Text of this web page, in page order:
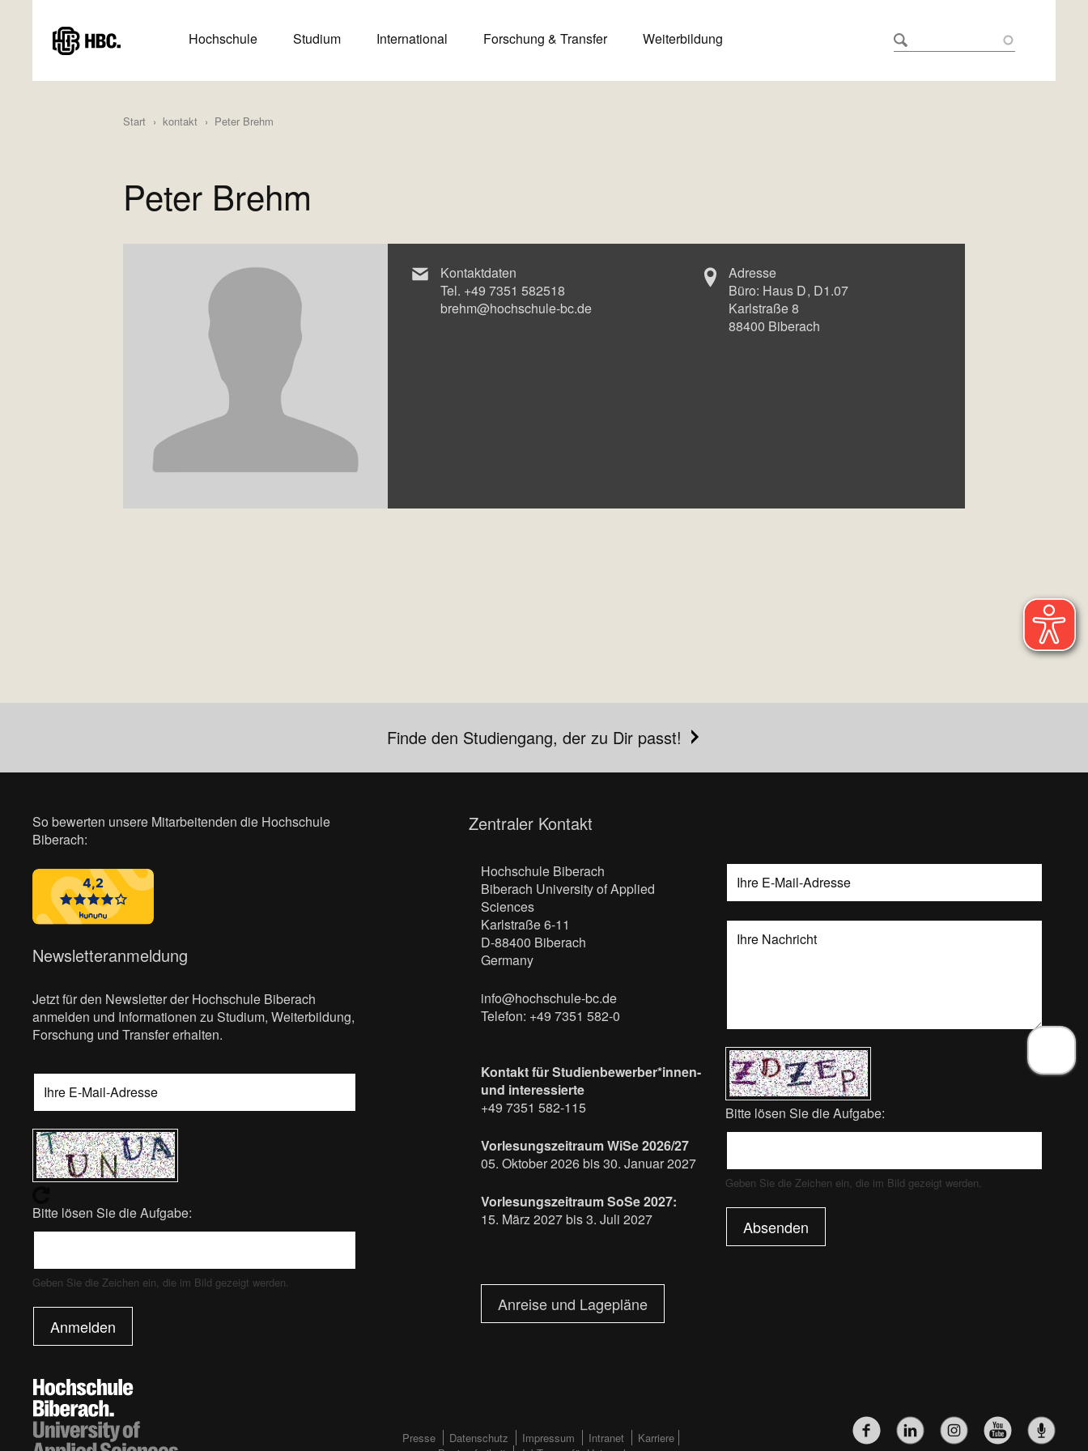
HAUPTMENÜ
Hochschule Studium International Forschung & Transfer Weiterbildung
Start kontakt Peter Brehm
Peter Brehm
Kontaktdaten
Tel. +49 7351 582518
brehm@hochschule-bc.de
Adresse
Büro: Haus D D1.07
Karlstraße 8
88400 Biberach
Finde den Studiengang, der zu Dir passt!
So bewerten unsere Mitarbeitenden die Hochschule
Biberach:
Newsletteranmeldung
Jetzt für den Newsletter der Hochschule Biberach
anmelden und Informationen zu Studium, Weiterbildung,
Forschung und Transfer erhalten.
Bitte lösen Sie die Aufgabe:
Geben Sie die Zeichen ein, die im Bild gezeigt werden.
Anmelden
Zentraler Kontakt
Hochschule Biberach
Biberach University of Applied
Sciences
Karlstraße 6-11
D-88400 Biberach
Germany
info@hochschule-bc.de
Telefon: +49 7351 582-0
Kontakt für Studienbewerber*innen-
und interessierte
+49 7351 582-115
Vorlesungszeitraum WiSe 2026/27
05. Oktober 2026 bis 30. Januar 2027
Vorlesungszeitraum SoSe 2027:
15. März 2027 bis 3. Juli 2027
Anreise und Lagepläne
Bitte lösen Sie die Aufgabe:
Geben Sie die Zeichen ein, die im Bild gezeigt werden.
Absenden
FOOTERMENÜ
Presse Datenschutz Impressum Intranet
Karriere